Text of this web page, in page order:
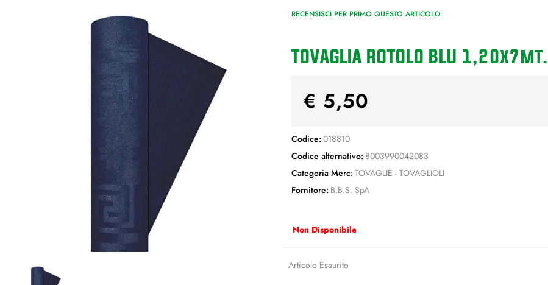
RECENSISCI PER PRIMO QUESTO ARTICOLO
TOVAGLIA ROTOLO BLU 1,20x7mt.
€ 5,50
Codice: 018810
Codice alternativo: 8003990042083
Categoria Merc: TOVAGLIE - TOVAGLIOLI
Fornitore: B.B.S. SpA
Non Disponibile
Articolo Esaurito